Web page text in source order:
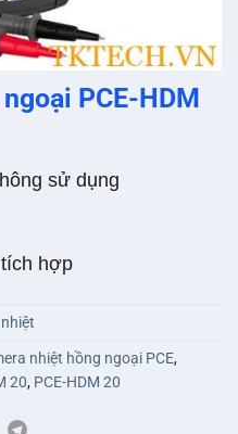
PCE-HDM
sử dụng
hợp
nhiệt hồng ngoại PCE,
20, PCE-HDM 20